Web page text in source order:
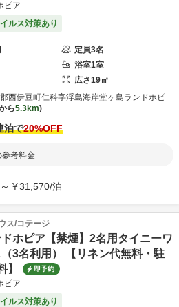
ピア
ルス対策あり
定員3名
浴室1室
広さ19㎡
西伊豆町仁科字浮島海岸堂ヶ島ランドホピ
ら5.3km
泊で20%OFF
考料金
～ ¥31,570/泊
ス/コテージ
ホピア【禁煙】2名用タイニーワ
3名利用） 【リネン代無料・駐
】
即予約
ピア
ルス対策あり